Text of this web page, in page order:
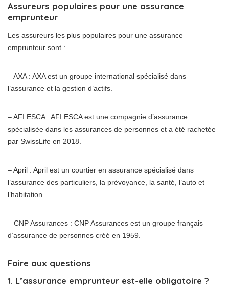
Assureurs populaires pour une assurance
emprunteur
Les assureurs les plus populaires pour une assurance
emprunteur sont :
– AXA : AXA est un groupe international spécialisé dans
l’assurance et la gestion d’actifs.
– AFI ESCA : AFI ESCA est une compagnie d’assurance
spécialisée dans les assurances de personnes et a été rachetée
par SwissLife en 2018.
– April : April est un courtier en assurance spécialisé dans
l’assurance des particuliers, la prévoyance, la santé, l’auto et
l’habitation.
– CNP Assurances : CNP Assurances est un groupe français
d’assurance de personnes créé en 1959.
Foire aux questions
1. L’assurance emprunteur est-elle obligatoire ?